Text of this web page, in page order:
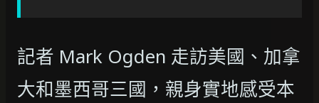
記者 Mark Ogden 走訪美國、加拿
大和墨西哥三國，親身實地感受本